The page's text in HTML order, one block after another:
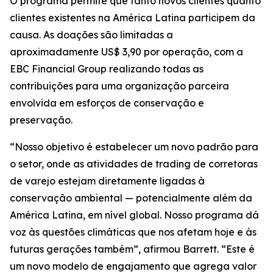
clientes existentes na América Latina participem da
causa. As doações são limitadas a
aproximadamente US$ 3,90 por operação, com a
EBC Financial Group realizando todas as
contribuições para uma organização parceira
envolvida em esforços de conservação e
preservação.
“Nosso objetivo é estabelecer um novo padrão para
o setor, onde as atividades de trading de corretoras
de varejo estejam diretamente ligadas à
conservação ambiental — potencialmente além da
América Latina, em nível global. Nosso programa dá
voz às questões climáticas que nos afetam hoje e às
futuras gerações também”, afirmou Barrett. “Este é
um novo modelo de engajamento que agrega valor